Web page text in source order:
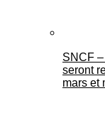
SNCF
seront
mars et